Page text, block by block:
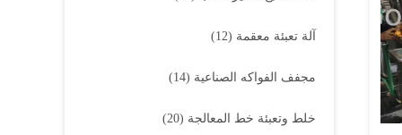
آلة تعبئة معقمة (12)
مجفف الفواكه الصناعية (14)
خلط وتعبئة خط المعالجة (20)